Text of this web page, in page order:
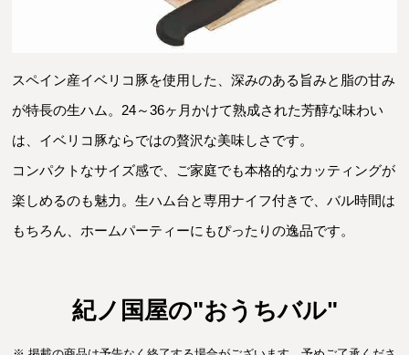
スペイン産イベリコ豚を使用した、深みのある旨みと脂の甘み
が特長の生ハム。24～36ヶ月かけて熟成された芳醇な味わい
は、イベリコ豚ならではの贅沢な美味しさです。
コンパクトなサイズ感で、ご家庭でも本格的なカッティングが
楽しめるのも魅力。生ハム台と専用ナイフ付きで、バル時間は
もちろん、ホームパーティーにもぴったりの逸品です。
紀ノ国屋の"おうちバル"